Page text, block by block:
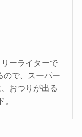
ーライターで
ので、スーパー
おつりが出る